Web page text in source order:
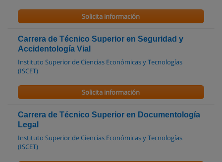
Solicita información
Carrera de Técnico Superior en Seguridad y
Accidentología Vial
Instituto Superior de Ciencias Económicas y Tecnologías
(ISCET)
Solicita información
Carrera de Técnico Superior en Documentología
Legal
Instituto Superior de Ciencias Económicas y Tecnologías
(ISCET)